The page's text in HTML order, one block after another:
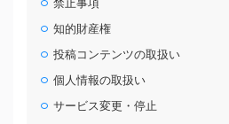
禁止事項
知的財産権
投稿コンテンツの取扱い
個人情報の取扱い
サービス変更・停止